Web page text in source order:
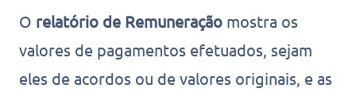
O relatório de Remuneração mostra os
valores de pagamentos efetuados, sejam
eles de acordos ou de valores originais, e as